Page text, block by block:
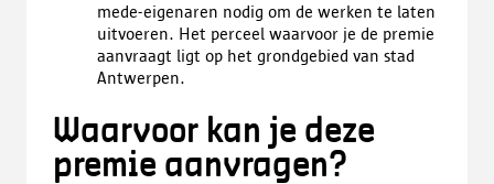
mede-eigenaren nodig om de werken te laten
uitvoeren. Het perceel waarvoor je de premie
aanvraagt ligt op het grondgebied van stad
Antwerpen.
Waarvoor kan je deze
premie aanvragen?